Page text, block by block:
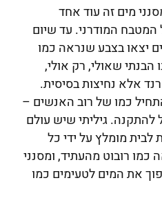
מים זה עוד אחד
המודרני. עד שיום
יצאו בצבע שנראה כמו
שאולי, רק אולי,
אלא נחיצות בסיסית.
כמו של רוב האנשים –
להתקנה. גיליתי שיש עולם
מומלץ על ידי כל
רובוט מהעתיד, ומסנני
את המים לטעימים כמו